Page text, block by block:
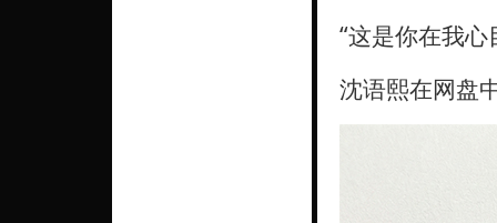
“这是你在我心
沈语熙在网盘